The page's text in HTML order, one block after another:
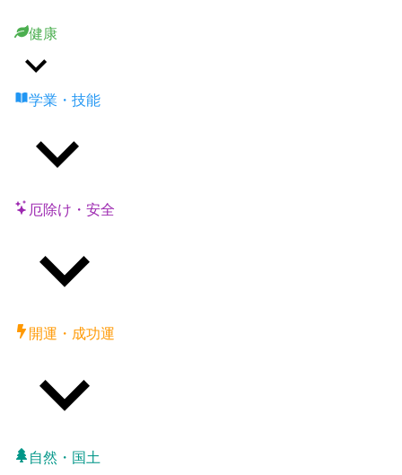
健康
学業・技能
厄除け・安全
開運・成功運
自然・国土